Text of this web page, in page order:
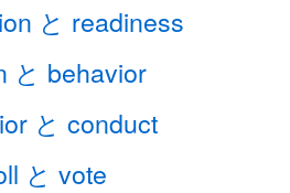
と readiness
と behavior
と conduct
と vote